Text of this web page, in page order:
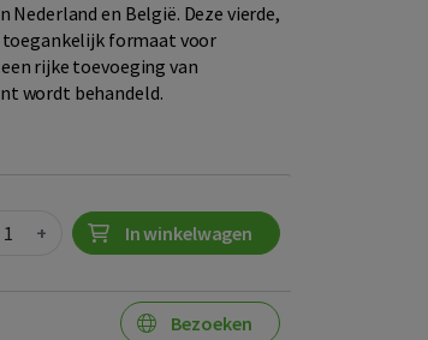
en België. Deze vierde,
toegankelijk formaat voor
rijke toevoeging van
wordt behandeld.
+ In winkelwagen
Bezoeken